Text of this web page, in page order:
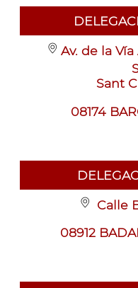
Av. de la Vía
Sant
08174
Calle
08912